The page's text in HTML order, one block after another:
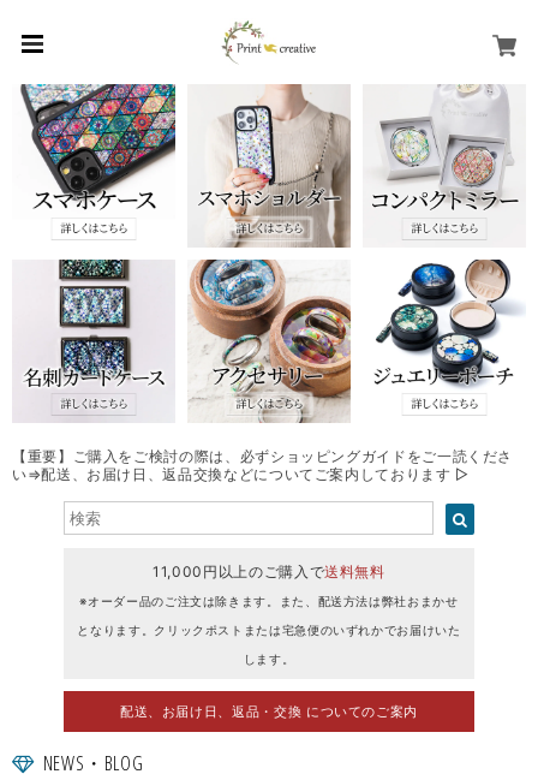
【重要】ご購入をご検討の際は、必ずショッピングガイドをご一読くださ
い⇒配送、お届け日、返品交換などについてご案内しております ▷
11,000円以上のご購入で送料無料
※オーダー品のご注文は除きます。また、配送方法は弊社おまかせ
となります。クリックポストまたは宅急便のいずれかでお届けいた
します。
配送、お届け日、返品・交換 についてのご案内
NEWS・BLOG